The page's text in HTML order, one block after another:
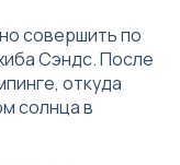
совершить по
Сэндс. После
откуда
солнца в